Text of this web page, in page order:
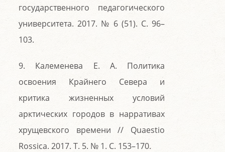
государственного педагогического
университета. 2017. № 6 (51). С. 96–
103.
9. Калеменева Е. А. Политика
освоения Крайнего Севера и
критика жизненных условий
арктических городов в нарративах
хрущевского времени // Quaestio
Rossica. 2017. Т. 5. № 1. С. 153–170.